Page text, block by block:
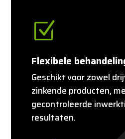
Z
Flexibele
Geschikt voor zowel
zinkende producten,
gecontroleerde
resultaten.